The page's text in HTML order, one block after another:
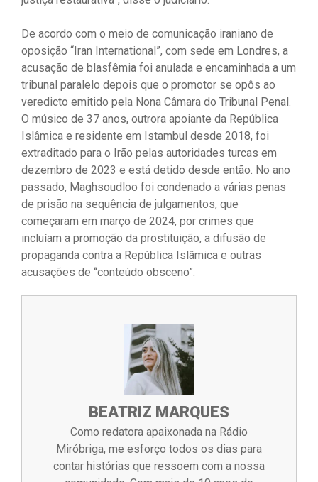
De acordo com o meio de comunicação iraniano de
oposição “Iran International”, com sede em Londres, a
acusação de blasfêmia foi anulada e encaminhada a um
tribunal paralelo depois que o promotor se opôs ao
veredicto emitido pela Nona Câmara do Tribunal Penal.
O músico de 37 anos, outrora apoiante da República
Islâmica e residente em Istambul desde 2018, foi
extraditado para o Irão pelas autoridades turcas em
dezembro de 2023 e está detido desde então. No ano
passado, Maghsoudloo foi condenado a várias penas
de prisão na sequência de julgamentos, que
começaram em março de 2024, por crimes que
incluíam a promoção da prostituição, a difusão de
propaganda contra a República Islâmica e outras
acusações de “conteúdo obsceno”.
BEATRIZ MARQUES
Como redatora apaixonada na Rádio
Miróbriga, me esforço todos os dias para
contar histórias que ressoem com a nossa